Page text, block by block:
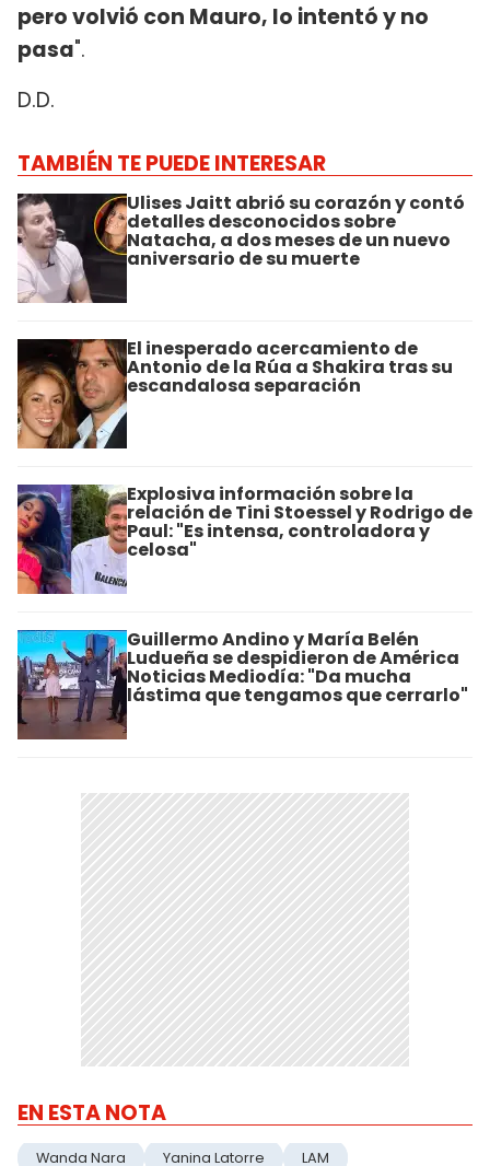
pero volvió con Mauro, lo intentó y no
pasa".
D.D.
TAMBIÉN TE PUEDE INTERESAR
Ulises Jaitt abrió su corazón y contó
detalles desconocidos sobre
Natacha, a dos meses de un nuevo
aniversario de su muerte
El inesperado acercamiento de
Antonio de la Rúa a Shakira tras su
escandalosa separación
Explosiva información sobre la
relación de Tini Stoessel y Rodrigo de
Paul: "Es intensa, controladora y
celosa"
Guillermo Andino y María Belén
Ludueña se despidieron de América
Noticias Mediodía: "Da mucha
lástima que tengamos que cerrarlo"
EN ESTA NOTA
Wanda Nara Yanina Latorre LAM